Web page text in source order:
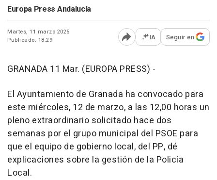
Europa Press Andalucía
Martes, 11 marzo 2025
Publicado: 18:29
Abrir opciones para
IA Seguir en
GRANADA 11 Mar. (EUROPA PRESS) -
El Ayuntamiento de Granada ha convocado para
este miércoles, 12 de marzo, a las 12,00 horas un
pleno extraordinario solicitado hace dos
semanas por el grupo municipal del PSOE para
que el equipo de gobierno local, del PP, dé
explicaciones sobre la gestión de la Policía
Local.